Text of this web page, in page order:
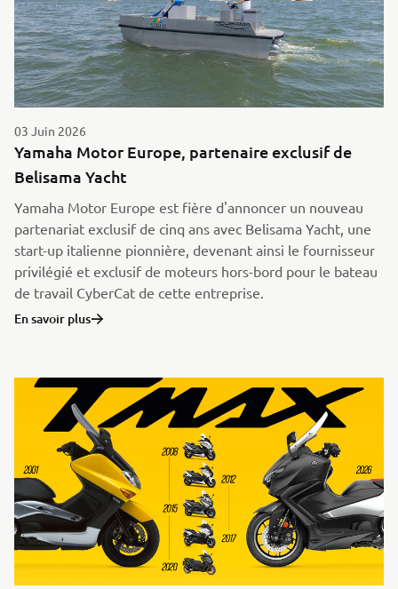
03 Juin 2026
Yamaha Motor Europe, partenaire exclusif de
Belisama Yacht
Yamaha Motor Europe est fière d'annoncer un nouveau
partenariat exclusif de cinq ans avec Belisama Yacht, une
start-up italienne pionnière, devenant ainsi le fournisseur
privilégié et exclusif de moteurs hors-bord pour le bateau
de travail CyberCat de cette entreprise.
En savoir plus